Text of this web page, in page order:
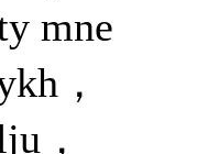
mne
，
，